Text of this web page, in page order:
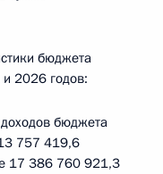
бюджета
2026 годов:
бюджета
757 419,6
17 386 760 921,3